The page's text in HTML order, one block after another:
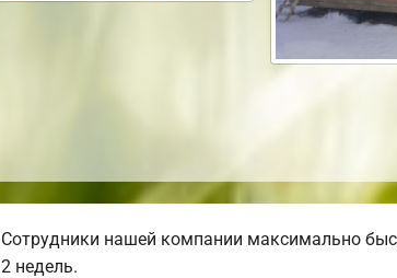
Сотрудники нашей компании максимально
2 недель.